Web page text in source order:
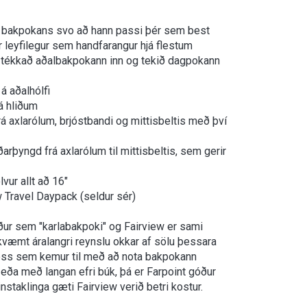
svo að hann passi þér sem best
sem handfarangur hjá flestum
aðalbakpokann inn og tekið dagpokann
aðalhólfi
hliðum
axlarólum, brjóstbandi og mittisbeltis með því
frá axlarólum til mittisbeltis, sem gerir
allt að 16"
Daypack (seldur sér)
sem "karlabakpoki" og Fairview er sami
áralangri reynslu okkar af sölu þessara
sem kemur til með að nota bakpokann
með langan efri búk, þá er Farpoint góður
gæti Fairview verið betri kostur.